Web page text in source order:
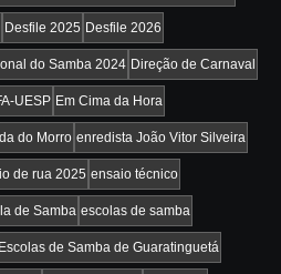
Desfile 2025 Desfile 2026
do Samba 2024 Direção de Carnaval
UESP Em Cima da Hora
do Morro enredista João Vitor Silveira
de rua 2025 ensaio técnico
de Samba escolas de samba
Escolas de Samba de Guaratinguetá